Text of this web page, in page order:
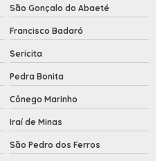
São Gonçalo do Abaeté
Francisco Badaró
Sericita
Pedra Bonita
Cônego Marinho
Iraí de Minas
São Pedro dos Ferros